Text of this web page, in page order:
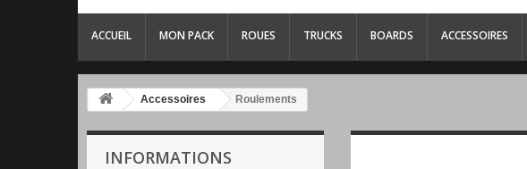
ACCUEIL MON PACK ROUES TRUCKS BOARDS ACCESSOIRES
Accessoires Roulements
INFORMATIONS